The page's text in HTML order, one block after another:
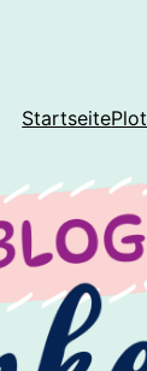
Startseite